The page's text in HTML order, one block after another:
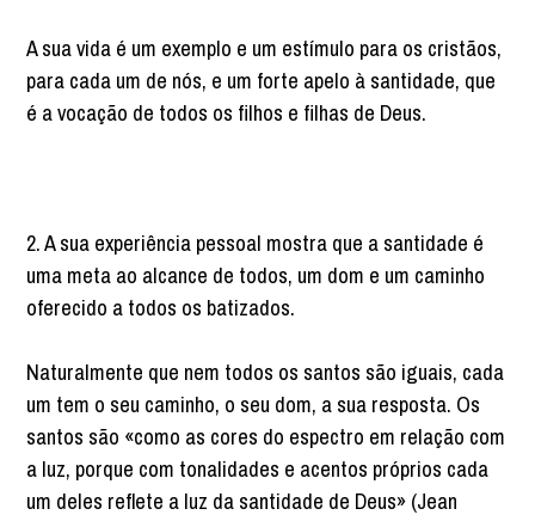
A sua vida é um exemplo e um estímulo para os cristãos,
para cada um de nós, e um forte apelo à santidade, que
é a vocação de todos os filhos e filhas de Deus.
2. A sua experiência pessoal mostra que a santidade é
uma meta ao alcance de todos, um dom e um caminho
oferecido a todos os batizados.
Naturalmente que nem todos os santos são iguais, cada
um tem o seu caminho, o seu dom, a sua resposta. Os
santos são «como as cores do espectro em relação com
a luz, porque com tonalidades e acentos próprios cada
um deles reflete a luz da santidade de Deus» (Jean